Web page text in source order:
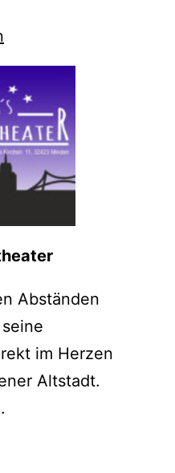
Abständen
im Herzen
Altstadt.